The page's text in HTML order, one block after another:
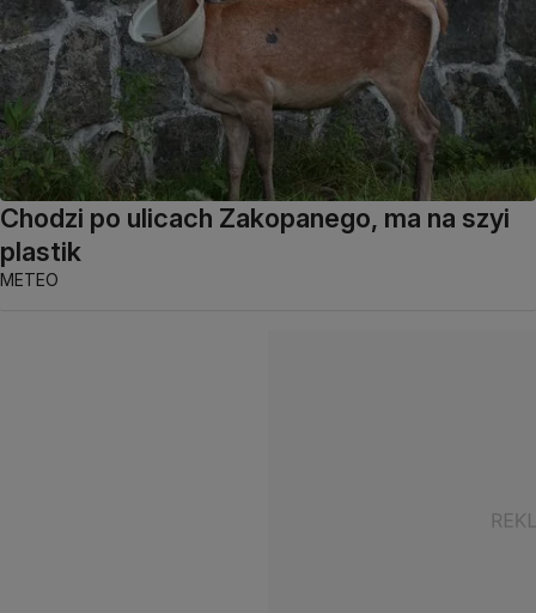
Chodzi po ulicach Zakopanego, ma na szyi
plastik
METEO